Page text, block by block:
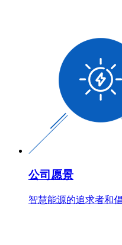
公司愿景
智慧能源的追求者和